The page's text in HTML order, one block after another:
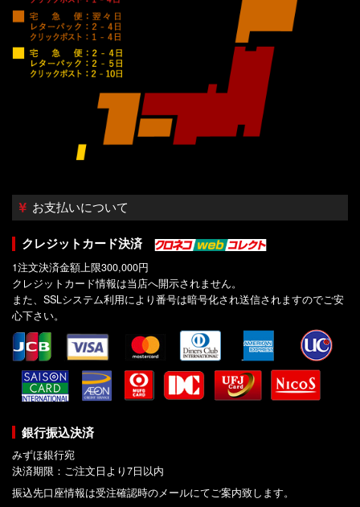
お支払いについて
クレジットカード決済
1注文決済金額上限300,000円
クレジットカード情報は当店へ開示されません。
また、SSLシステム利用により番号は暗号化され送信されますのでご安
心下さい。
銀行振込決済
みずほ銀行宛
決済期限：ご注文日より7日以内
振込先口座情報は受注確認時のメールにてご案内致します。